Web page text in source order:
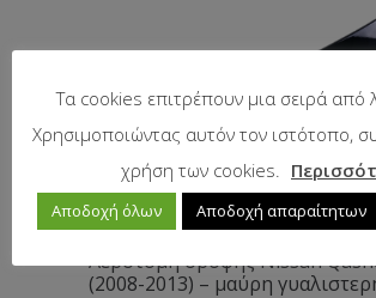
Αεροτομή οροφής Nissan
(2008-2013) – μαύρη
Τα cookies επιτρέπουν μια σειρά από
Χρησιμοποιώντας αυτόν τον ιστότοπο,
χρήση των cookies.
Αποδοχή όλων Αποδοχή απαραίτητων